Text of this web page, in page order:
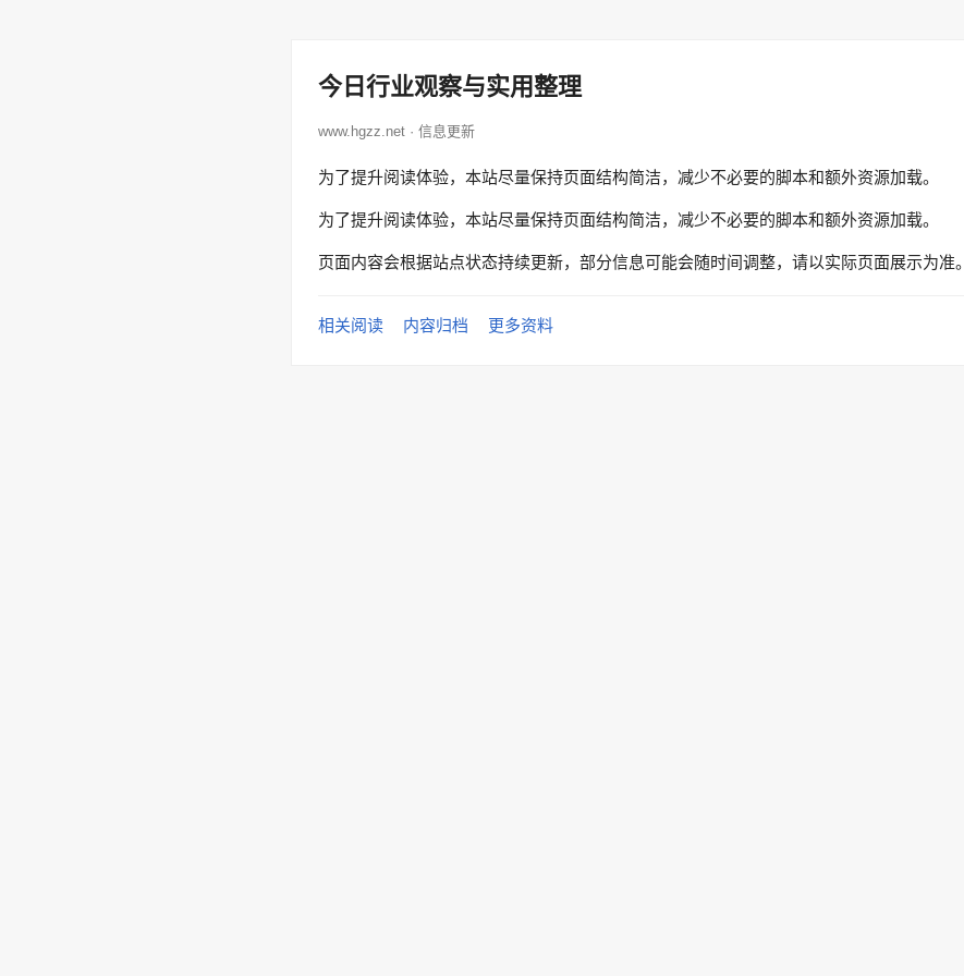
今日行业观察与实用整理
www.hgzz.net · 信息更新
为了提升阅读体验，本站尽量保持页面结构简洁，减少不必要的脚本和额外资源加载。
为了提升阅读体验，本站尽量保持页面结构简洁，减少不必要的脚本和额外资源加载。
页面内容会根据站点状态持续更新，部分信息可能会随时间调整，请以实际页面展示为准。
相关阅读 内容归档 更多资料